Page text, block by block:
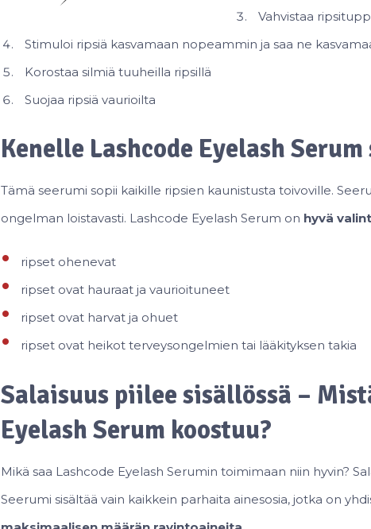
Vahvistaa
Stimuloi ripsiä kasvamaan nopeammin ja saa ne
Korostaa silmiä tuuheilla ripsillä
Suojaa ripsiä vaurioilta
Kenelle Lashcode Eyelash
Tämä seerumi sopii kaikille ripsien kaunistusta toivoville.
ongelman loistavasti. Lashcode Eyelash Serum on hyvä
ripset ohenevat
ripset ovat hauraat ja vaurioituneet
ripset ovat harvat ja ohuet
ripset ovat heikot terveysongelmien tai lääkityksen takia
Salaisuus piilee sisällössä –
Eyelash Serum koostuu?
Mikä saa Lashcode Eyelash Serumin toimimaan niin hyvin?
Seerumi sisältää vain kaikkein parhaita ainesosia, jotka on